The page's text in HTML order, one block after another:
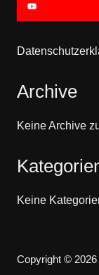
Archive
Keine Archive
Keine
Copyright ©